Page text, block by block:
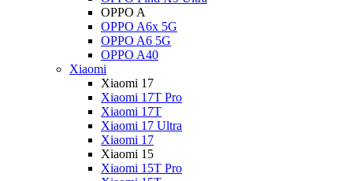
OPPO A
OPPO A6x 5G
OPPO A6 5G
OPPO A40
Xiaomi
Xiaomi 17
Xiaomi 17T Pro
Xiaomi 17T
Xiaomi 17 Ultra
Xiaomi 17
Xiaomi 15
Xiaomi 15T Pro